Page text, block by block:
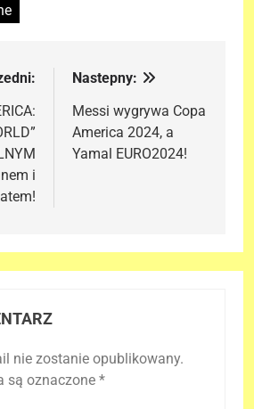
i
Nastepny:
Messi wygrywa Copa
America 2024, a
Yamal EURO2024!
nie zostanie opublikowany.
są oznaczone *